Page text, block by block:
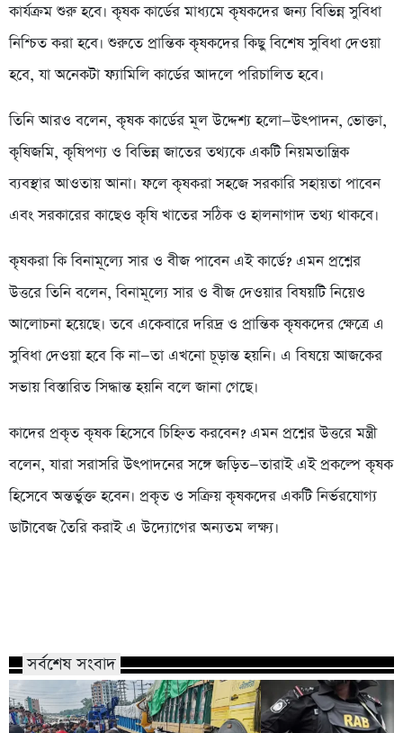
কার্যক্রম শুরু হবে। কৃষক কার্ডের মাধ্যমে কৃষকদের জন্য বিভিন্ন সুবিধা
নিশ্চিত করা হবে। শুরুতে প্রান্তিক কৃষকদের কিছু বিশেষ সুবিধা দেওয়া
হবে, যা অনেকটা ফ্যামিলি কার্ডের আদলে পরিচালিত হবে।
তিনি আরও বলেন, কৃষক কার্ডের মূল উদ্দেশ্য হলো—উৎপাদন, ভোক্তা,
কৃষিজমি, কৃষিপণ্য ও বিভিন্ন জাতের তথ্যকে একটি নিয়মতান্ত্রিক
ব্যবস্থার আওতায় আনা। ফলে কৃষকরা সহজে সরকারি সহায়তা পাবেন
এবং সরকারের কাছেও কৃষি খাতের সঠিক ও হালনাগাদ তথ্য থাকবে।
কৃষকরা কি বিনামূল্যে সার ও বীজ পাবেন এই কার্ডে? এমন প্রশ্নের
উত্তরে তিনি বলেন, বিনামূল্যে সার ও বীজ দেওয়ার বিষয়টি নিয়েও
আলোচনা হয়েছে। তবে একেবারে দরিদ্র ও প্রান্তিক কৃষকদের ক্ষেত্রে এ
সুবিধা দেওয়া হবে কি না—তা এখনো চূড়ান্ত হয়নি। এ বিষয়ে আজকের
সভায় বিস্তারিত সিদ্ধান্ত হয়নি বলে জানা গেছে।
কাদের প্রকৃত কৃষক হিসেবে চিহ্নিত করবেন? এমন প্রশ্নের উত্তরে মন্ত্রী
বলেন, যারা সরাসরি উৎপাদনের সঙ্গে জড়িত—তারাই এই প্রকল্পে কৃষক
হিসেবে অন্তর্ভুক্ত হবেন। প্রকৃত ও সক্রিয় কৃষকদের একটি নির্ভরযোগ্য
ডাটাবেজ তৈরি করাই এ উদ্যোগের অন্যতম লক্ষ্য।
সর্বশেষ সংবাদ